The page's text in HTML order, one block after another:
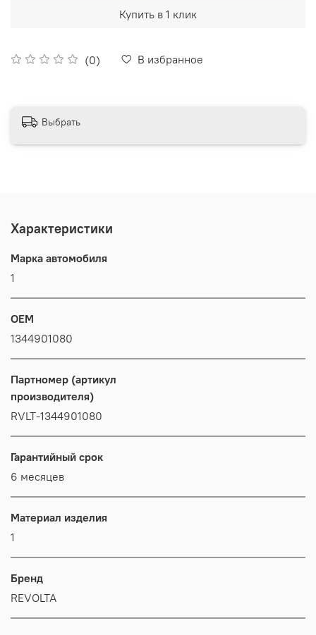
(0) В избранное
Купить в 1 клик
Выбрать
Характеристики
Марка автомобиля
1
OEM
1344901080
Партномер (артикул
производителя)
RVLT-1344901080
Гарантийный срок
6 месяцев
Материал изделия
1
Бренд
REVOLTA